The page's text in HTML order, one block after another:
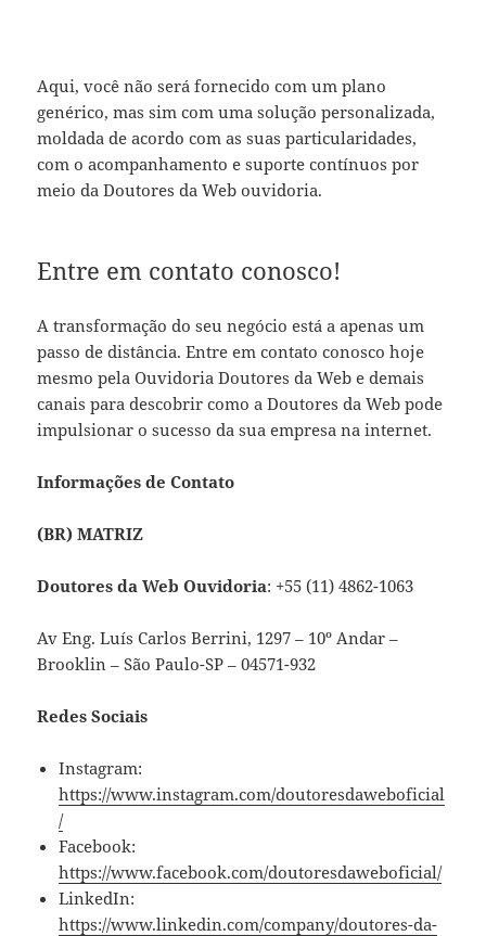
Aqui, você não será fornecido com um plano
genérico, mas sim com uma solução personalizada,
moldada de acordo com as suas particularidades,
com o acompanhamento e suporte contínuos por
meio da Doutores da Web ouvidoria.
Entre em contato conosco!
A transformação do seu negócio está a apenas um
passo de distância. Entre em contato conosco hoje
mesmo pela Ouvidoria Doutores da Web e demais
canais para descobrir como a Doutores da Web pode
impulsionar o sucesso da sua empresa na internet.
Informações de Contato
(BR) MATRIZ
Doutores da Web Ouvidoria: +55 (11) 4862-1063
Av Eng. Luís Carlos Berrini, 1297 – 10º Andar –
Brooklin – São Paulo-SP – 04571-932
Redes Sociais
Instagram:
https://www.instagram.com/doutoresdaweboficial
/
Facebook:
https://www.facebook.com/doutoresdaweboficial/
LinkedIn:
https://www.linkedin.com/company/doutores-da-